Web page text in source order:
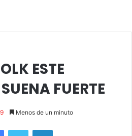
ESTE
FUERTE
Menos de un minuto